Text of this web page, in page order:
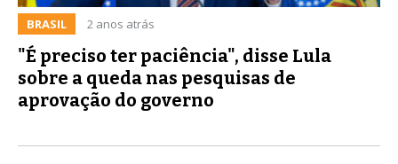
BRASIL 2 anos atrás
"É preciso ter paciência", disse Lula
sobre a queda nas pesquisas de
aprovação do governo